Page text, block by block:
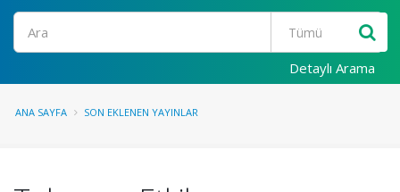
Ara
Detaylı Arama
ANA SAYFA SON EKLENEN YAYINLAR